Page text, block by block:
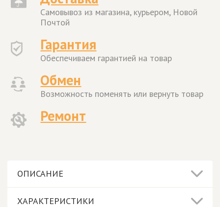
Самовывоз из магазина, курьером, Новой
Почтой
Гарантия
Обеспечиваем гарантией на товар
Обмен
Возможность поменять или вернуть товар
Ремонт
ОПИСАНИЕ
ХАРАКТЕРИСТИКИ